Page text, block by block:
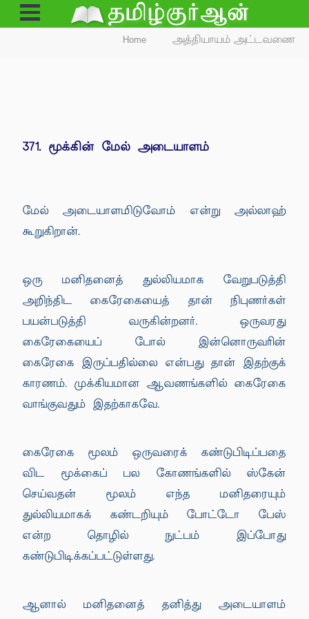
Open
Menu
Home அத்தியாயம் அட்டவணை
371. மூக்கின் மேல் அடையாளம்
மேல் அடையாளமிடுவோம் என்று அல்லாஹ்
கூறுகிறான்.
ஒரு மனிதனைத் துல்லியமாக வேறுபடுத்தி
அறிந்திட கைரேகையைத் தான் நிபுணர்கள்
பயன்படுத்தி வருகின்றனர். ஒருவரது
கைரேகையைப் போல் இன்னொருவரின்
கைரேகை இருப்பதில்லை என்பது தான் இதற்குக்
காரணம். முக்கியமான ஆவணங்களில் கைரேகை
வாங்குவதும் இதற்காகவே.
கைரேகை மூலம் ஒருவரைக் கண்டுபிடிப்பதை
விட மூக்கைப் பல கோணங்களில் ஸ்கேன்
செய்வதன் மூலம் எந்த மனிதரையும்
துல்லியமாகக் கண்டறியும் போட்டோ பேஸ்
என்ற தொழில் நுட்பம் இப்போது
கண்டுபிடிக்கப்பட்டுள்ளது.
ஆனால் மனிதனைத் தனித்து அடையாளம்